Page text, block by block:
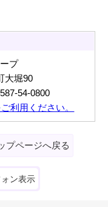
プ
大堀90
54-0800
利用ください。
プページへ戻る
ン表示